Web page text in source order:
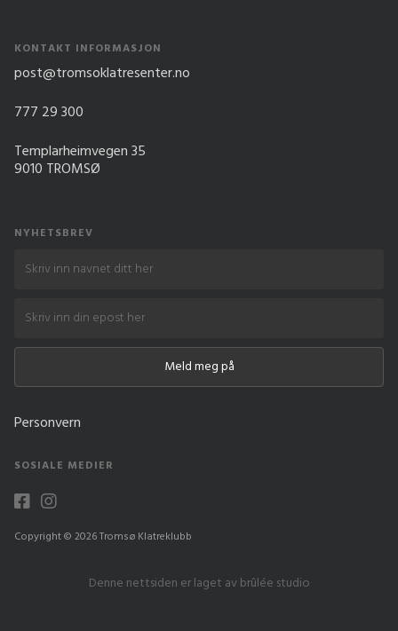
KONTAKT INFORMASJON
post@tromsoklatresenter.no
777 29 300
Templarheimvegen 35
9010 TROMSØ
NYHETSBREV
Personvern
SOSIALE MEDIER
 
Copyright © 2026 Tromsø Klatreklubb
Denne nettsiden er laget av brûlée studio